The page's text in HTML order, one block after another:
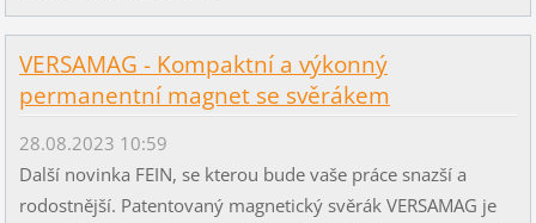
VERSAMAG - Kompaktní a výkonný
permanentní magnet se svěrákem
28.08.2023 10:59
Další novinka FEIN, se kterou bude vaše práce snazší a
rodostnější. Patentovaný magnetický svěrák VERSAMAG je